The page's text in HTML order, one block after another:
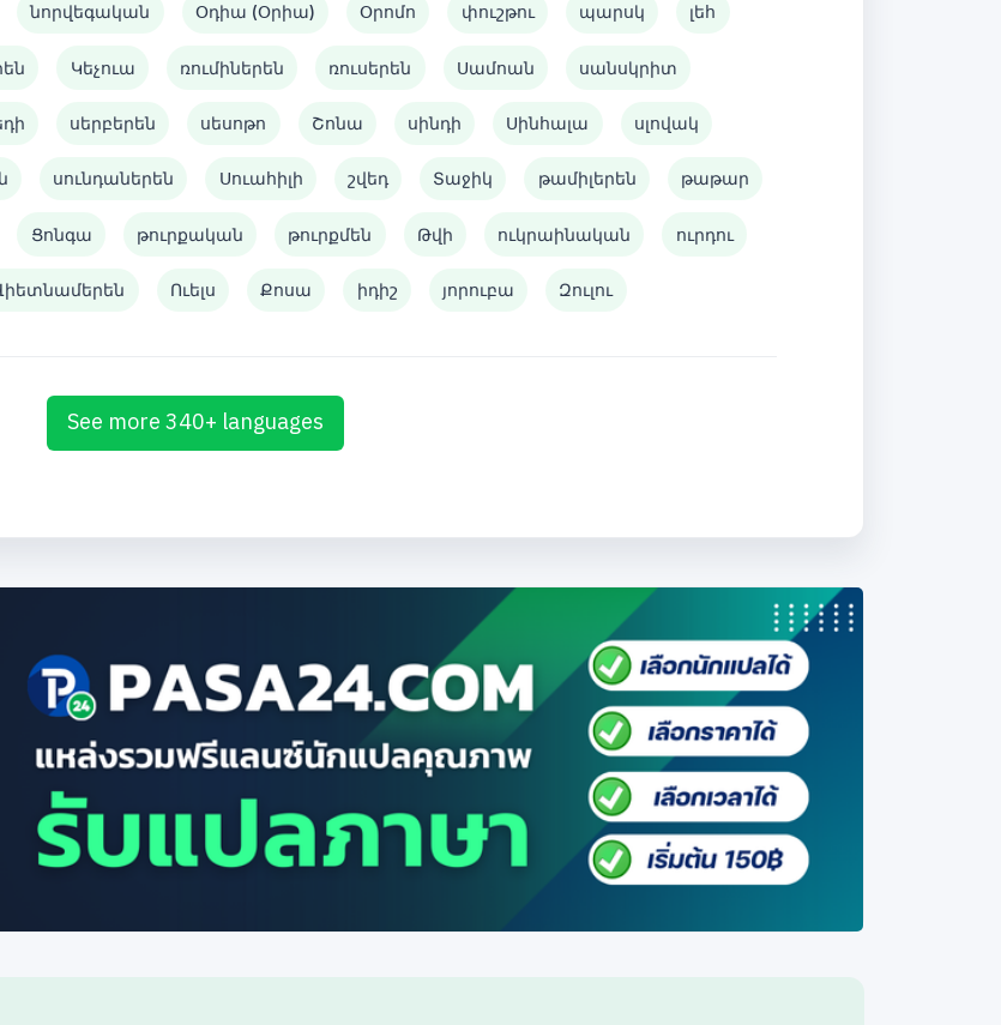
նորվեգական Օդիա (Օրիա) Օրոմո փուշթու պարսկ լեհ
Կեչուա ռումիներեն ռուսերեն Սամոան սանսկրիտ
սերբերեն սեսոթո Շոնա սինդի Սինհալա սլովակ
սունդաներեն Սուահիլի շվեդ Տաջիկ թամիլերեն թաթար
Ցոնգա թուրքական թուրքմեն Թվի ուկրաինական ուրդու
Ուելս Քոսա իդիշ յորուբա Զուլու
See more 340+ languages